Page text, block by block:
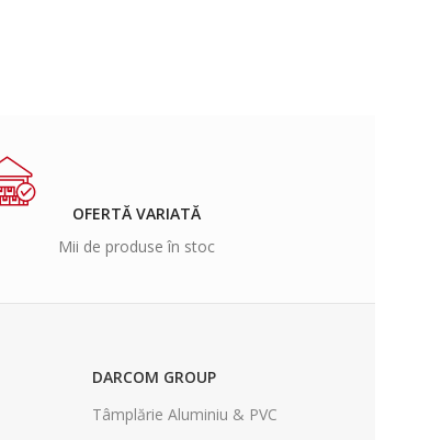
OFERTĂ VARIATĂ
Mii de produse în stoc
DARCOM GROUP
Tâmplărie Aluminiu & PVC